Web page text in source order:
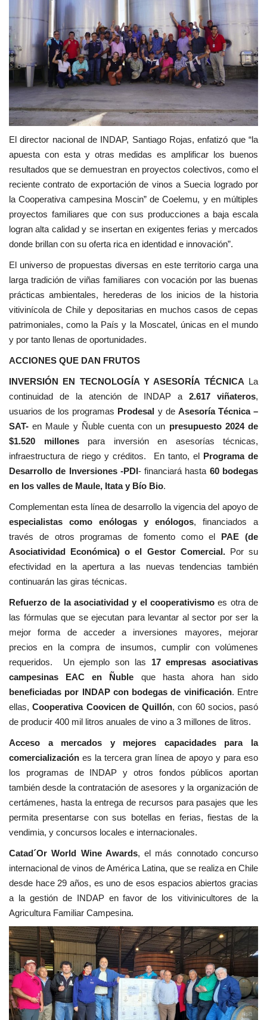
El director nacional de INDAP, Santiago Rojas, enfatizó que “la
apuesta con esta y otras medidas es amplificar los buenos
resultados que se demuestran en proyectos colectivos, como el
reciente contrato de exportación de vinos a Suecia logrado por
la Cooperativa campesina Moscin” de Coelemu, y en múltiples
proyectos familiares que con sus producciones a baja escala
logran alta calidad y se insertan en exigentes ferias y mercados
donde brillan con su oferta rica en identidad e innovación”.
El universo de propuestas diversas en este territorio carga una
larga tradición de viñas familiares con vocación por las buenas
prácticas ambientales, herederas de los inicios de la historia
vitivinícola de Chile y depositarias en muchos casos de cepas
patrimoniales, como la País y la Moscatel, únicas en el mundo
y por tanto llenas de oportunidades.
ACCIONES QUE DAN FRUTOS
INVERSIÓN EN TECNOLOGÍA Y ASESORÍA TÉCNICA La
continuidad de la atención de INDAP a2.617 viñateros,
usuarios de los programas Prodesal y de Asesoría Técnica –
SAT- en Maule y Ñuble cuenta con un presupuesto 2024 de
$1.520 millones para inversión en asesorías técnicas,
infraestructura de riego y créditos. En tanto, el Programa de
Desarrollo de Inversiones -PDI- financiará hasta 60 bodegas
en los valles de Maule, Itata y Bío Bio.
Complementan esta línea de desarrollo la vigencia del apoyo de
especialistas como enólogas y enólogos, financiados a
través de otros programas de fomento como el PAE (de
Asociatividad Económica) o el Gestor Comercial. Por su
efectividad en la apertura a las nuevas tendencias también
continuarán las giras técnicas.
Refuerzo de la asociatividad y el cooperativismo es otra de
las fórmulas que se ejecutan para levantar al sector por ser la
mejor forma de acceder a inversiones mayores, mejorar
precios en la compra de insumos, cumplir con volúmenes
requeridos. Un ejemplo son las 17 empresas asociativas
campesinas EAC en Ñuble que hasta ahora han sido
beneficiadas por INDAP con bodegas de vinificación. Entre
ellas,Cooperativa Coovicen de Quillón, con 60 socios, pasó
de producir 400 mil litros anuales de vino a 3 millones de litros.
Acceso a mercados y mejores capacidades para la
comercialización es la tercera gran línea de apoyo y para eso
los programas de INDAP y otros fondos públicos aportan
también desde la contratación de asesores y la organización de
certámenes, hasta la entrega de recursos para pasajes que les
permita presentarse con sus botellas en ferias, fiestas de la
vendimia, y concursos locales e internacionales.
Catad´Or World Wine Awards, el más connotado concurso
internacional de vinos de América Latina, que se realiza en Chile
desde hace 29 años, es uno de esos espacios abiertos gracias
a la gestión de INDAP en favor de los vitivinicultores de la
Agricultura Familiar Campesina.